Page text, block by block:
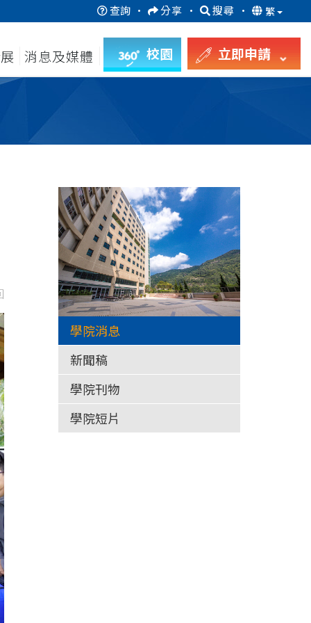
查詢 · 分享 · 搜尋 · 繁
消息及媒體 校園 立即申請
學院消息
新聞稿
學院刊物
學院短片